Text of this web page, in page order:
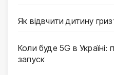
Як відвчити дитину
Коли буде 5G в Україні:
запуск